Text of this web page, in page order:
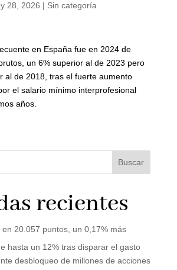
28, 2026 | Sin categoría
en España fue en 2024 de
un 6% superior al de 2023 pero
al de 2018, tras el fuerte aumento
el salario mínimo interprofesional
años.
Buscar
recientes
20.057 puntos, un 0,17% más
hasta un 12% tras disparar el gasto
desbloqueo de millones de acciones